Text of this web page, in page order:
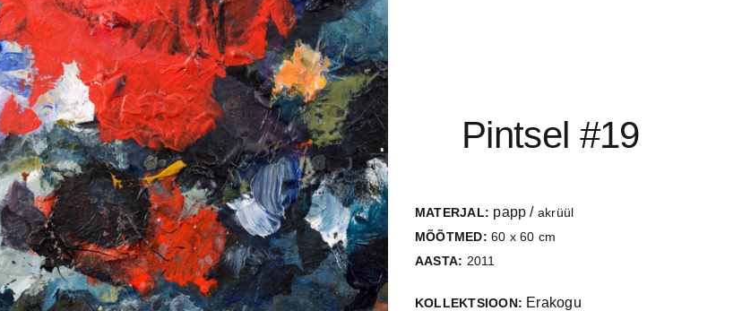
Pintsel #19
MATERJAL: papp / akrüül
MÕÕTMED: 60 x 60 cm
AASTA: 2011
KOLLEKTSIOON: Erakogu